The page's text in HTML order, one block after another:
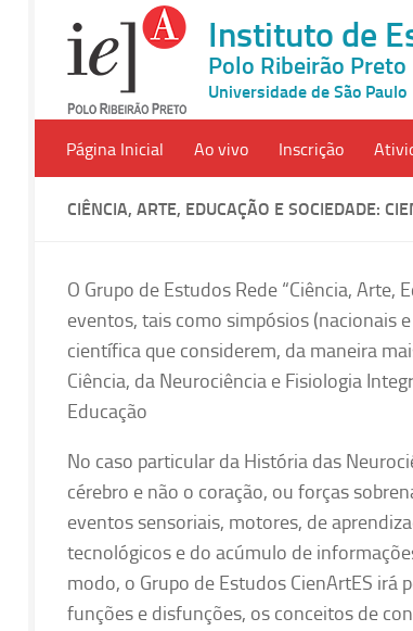
Instituto de
Polo Ribeirão Preto
Universidade de São Paulo
Página Inicial Ao vivo Inscrição
CIÊNCIA, ARTE, EDUCAÇÃO E SOCIEDADE:
O Grupo de Estudos Rede “Ciência, Arte,
eventos, tais como simpósios (nacionais
científica que considerem, da maneira
Ciência, da Neurociência e Fisiologia
Educação
No caso particular da História das
cérebro e não o coração, ou forças
eventos sensoriais, motores, de
tecnológicos e do acúmulo de
modo, o Grupo de Estudos CienArtES irá
funções e disfunções, os conceitos de